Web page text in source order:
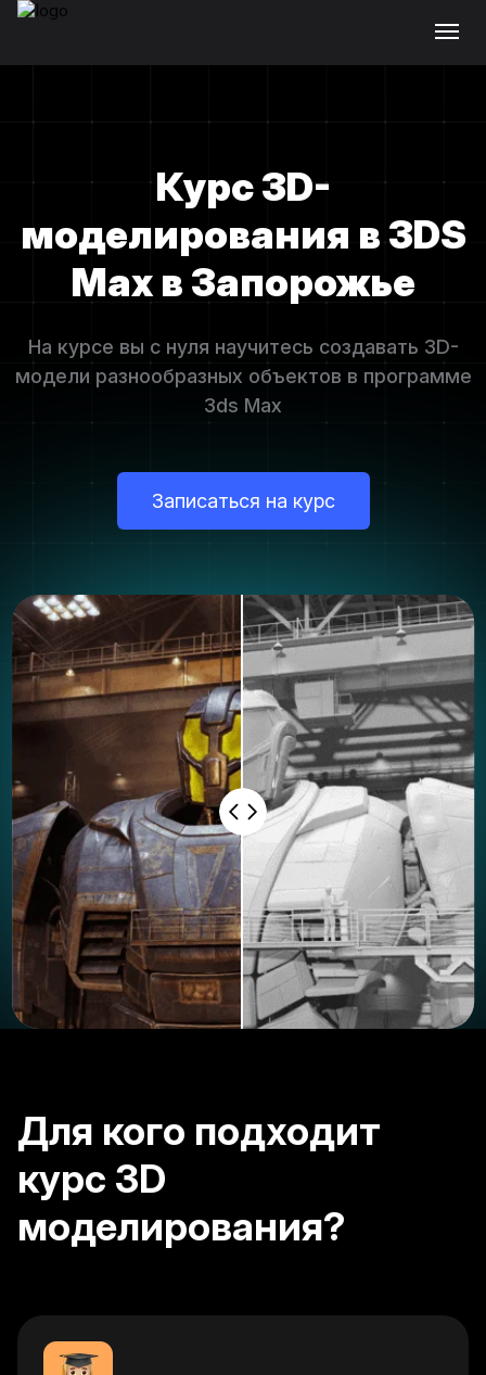
Курс 3D-
моделирования в 3DS
Max в Запорожье
На курсе вы с нуля научитесь создавать 3D-
модели разнообразных объектов в программе
3ds Max
Записаться на курс
Для кого подходит
курс 3D
моделирования?